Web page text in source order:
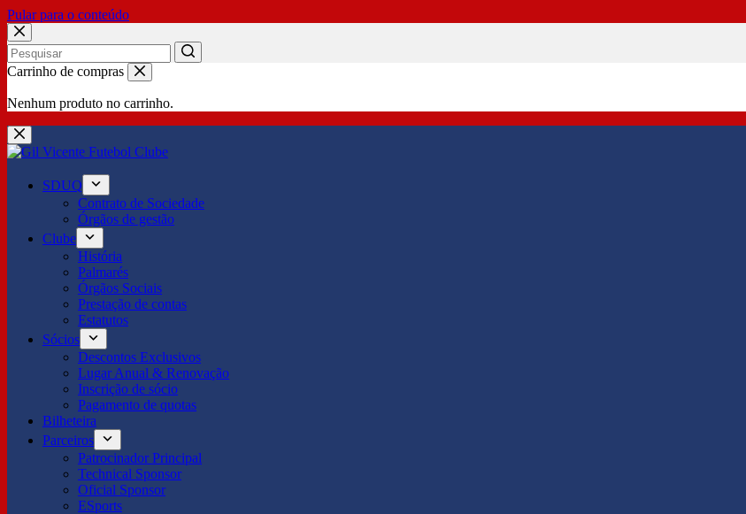
Pular para o conteúdo
No
Carrinho de compras
Nenhum produto no carrinho.
SDUQ
Contrato de Sociedade
Órgãos de gestão
Clube
História
Palmarés
Órgãos Sociais
Prestação de contas
Estatutos
Sócios
Descontos Exclusivos
Lugar Anual & Renovação
Inscrição de sócio
Pagamento de quotas
Bilheteira
Parceiros
Patrocinador Principal
Technical Sponsor
Oficial Sponsor
ESports